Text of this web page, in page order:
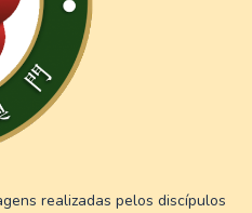
realizadas pelos discípulos